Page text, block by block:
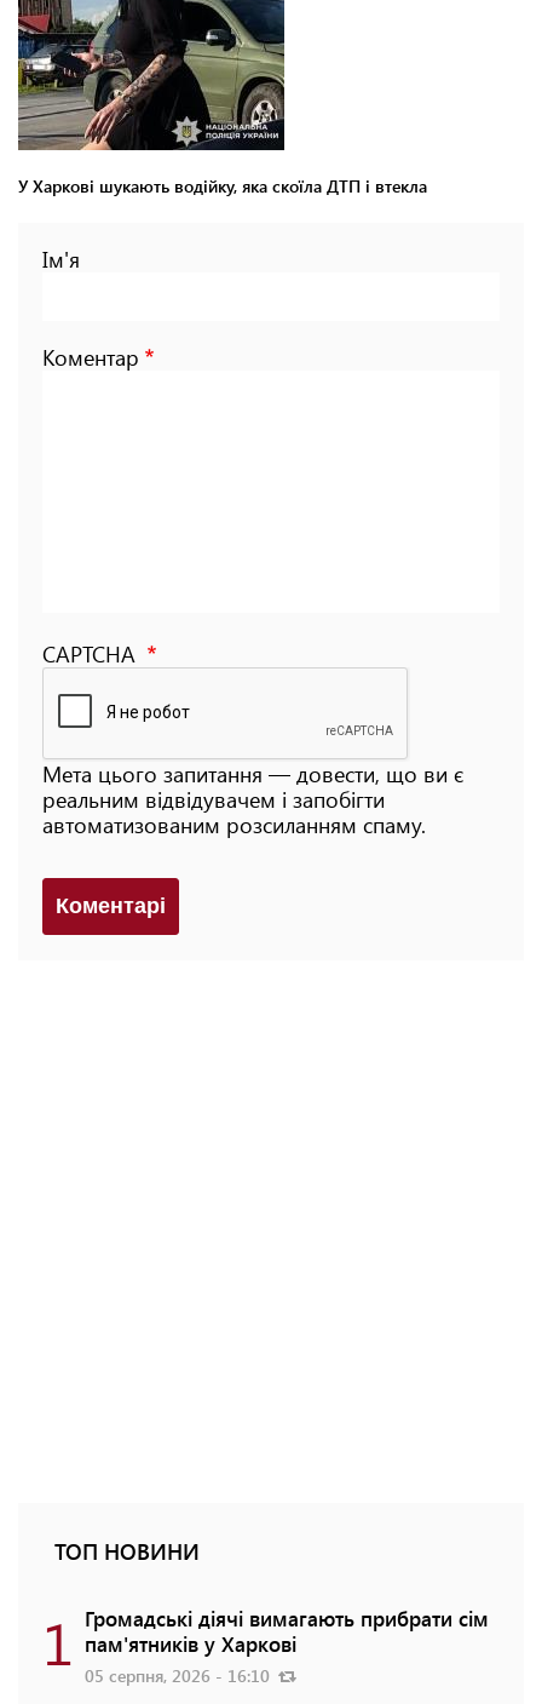
У Харкові шукають водійку, яка скоїла ДТП і втекла
Ім'я
Коментар
CAPTCHA
Мета цього запитання — довести, що ви є
реальним відвідувачем і запобігти
автоматизованим розсиланням спаму.
Коментарi
ТОП НОВИНИ
1 Громадські діячі вимагають прибрати сім
пам'ятників у Харкові
05 серпня, 2026 - 16:10